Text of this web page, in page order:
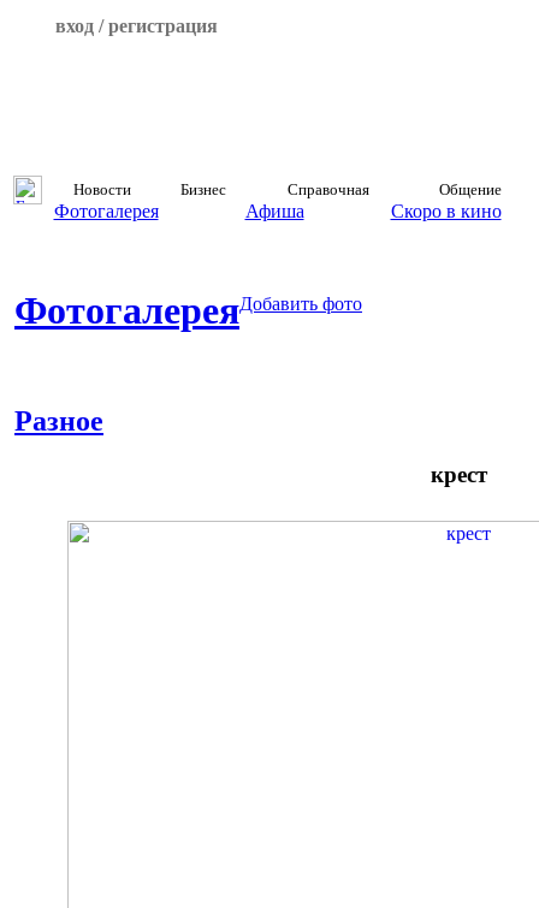
вход / регистрация
Новости Бизнес Справочная Общение
Фотогалерея Афиша Скоро в кино
ФотогалереяДобавить фото
Разное
крест